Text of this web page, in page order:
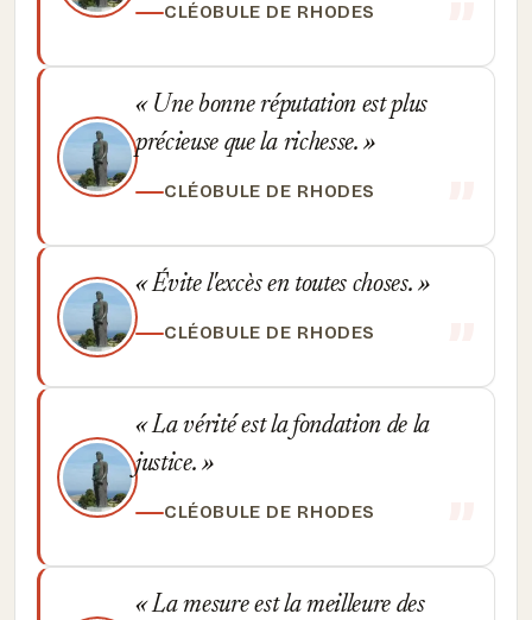
CLÉOBULE DE RHODES
Une bonne réputation est plus
précieuse que la richesse.
CLÉOBULE DE RHODES
Évite l'excès en toutes choses.
CLÉOBULE DE RHODES
La vérité est la fondation de la
justice.
CLÉOBULE DE RHODES
La mesure est la meilleure des